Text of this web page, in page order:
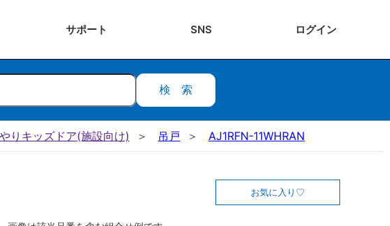
サポート SNS ログイン
検索
りキッズドア(施設向け) 吊戸 AJ1RFN-11WHRAN
お気に入り